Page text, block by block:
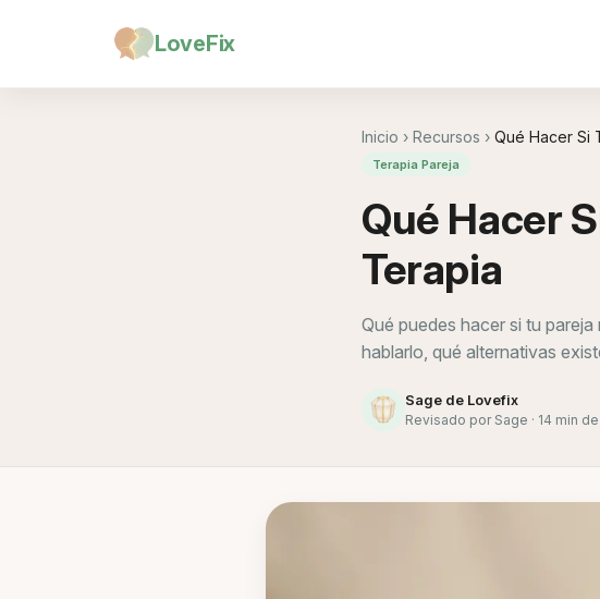
LoveFix
Inicio › Recursos › Qué Hacer Si
Terapia Pareja
Qué Hacer
Terapia
Qué puedes hacer si tu
hablarlo, qué alternativas
Sage de Lovefix
Revisado por Sage · 14 min